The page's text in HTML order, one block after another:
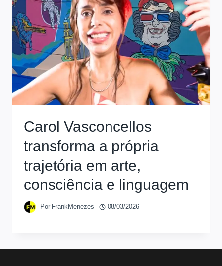
Carol Vasconcellos
transforma a própria
trajetória em arte,
consciência e linguagem
Por FrankMenezes 08/03/2026